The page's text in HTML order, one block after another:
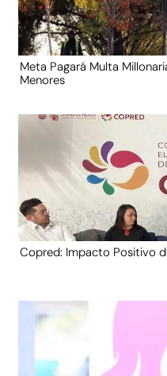
Meta Pagará Multa
Menores
Copred: Impacto Positivo